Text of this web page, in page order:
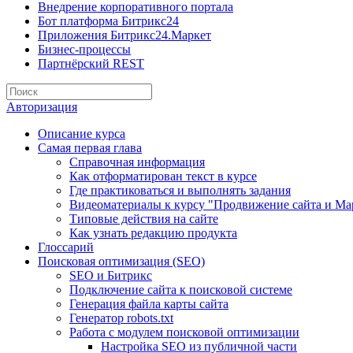
Внедрение корпоративного портала
Бот платформа Битрикс24
Приложения Битрикс24.Маркет
Бизнес-процессы
Партнёрский REST
Авторизация
Описание курса
Самая первая глава
Справочная информация
Как отформатирован текст в курсе
Где практиковаться и выполнять задания
Видеоматериалы к курсу "Продвижение сайта и
Типовые действия на сайте
Как узнать редакцию продукта
Глоссарий
Поисковая оптимизация (SEO)
SEO и Битрикс
Подключение сайта к поисковой системе
Генерация файла карты сайта
Генератор robots.txt
Работа с модулем поисковой оптимизации
Настройка SEO из публичной части